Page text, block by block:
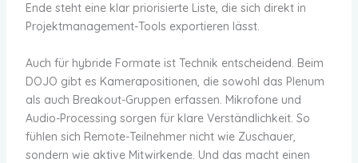
Ende steht eine klar priorisierte Liste, die sich direkt in
Projektmanagement-Tools exportieren lässt.
Auch für hybride Formate ist Technik entscheidend. Beim
DOJO gibt es Kamerapositionen, die sowohl das Plenum
als auch Breakout-Gruppen erfassen. Mikrofone und
Audio-Processing sorgen für klare Verständlichkeit. So
fühlen sich Remote-Teilnehmer nicht wie Zuschauer,
sondern wie aktive Mitwirkende. Und das macht einen